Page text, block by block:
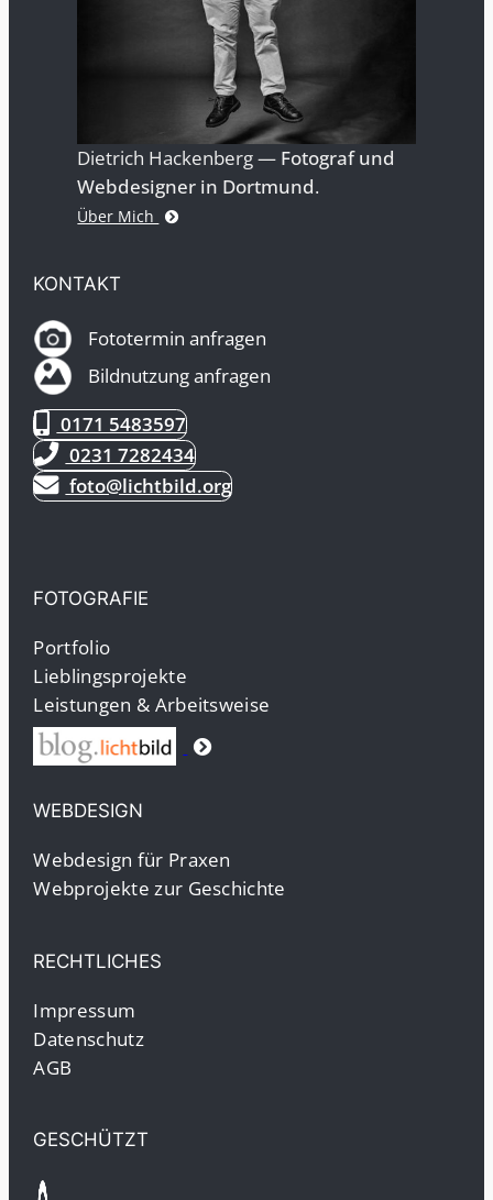
Dietrich Hackenberg — Fotograf und
Webdesigner in Dortmund.
Über Mich
KONTAKT
Fototermin anfragen
Bildnutzung anfragen
0171 5483597
0231 7282434
foto@lichtbild.org
FOTOGRAFIE
Portfolio
Lieblingsprojekte
Leistungen & Arbeitsweise
WEBDESIGN
Webdesign für Praxen
Webprojekte zur Geschichte
RECHTLICHES
Impressum
Datenschutz
AGB
GESCHÜTZT